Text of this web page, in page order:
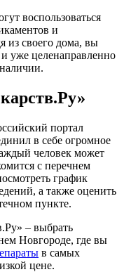
воспользоваться
и
из своего дома, вы
уже целенаправленно
портал
в себе огромное
человек может
с перечнем
график
а также оценить
пункте.
– выбрать
Новгороде, где вы
в самых
цене.